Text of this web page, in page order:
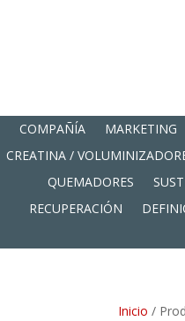
COMPAÑÍA MARKETING
CREATINA /
QUEMADORES
RECUPERACIÓN
Inicio /